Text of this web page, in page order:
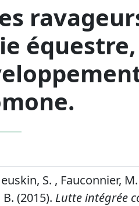
S. , Fauconnier,
(2015). Lutte intégrée